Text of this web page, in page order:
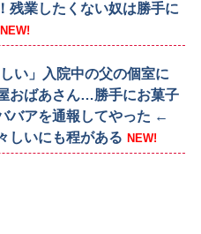
残業したくない奴は勝手に
NEW!
い」入院中の父の個室に
おばあさん…勝手にお菓子
バアを通報してやった ←
しいにも程がある NEW!